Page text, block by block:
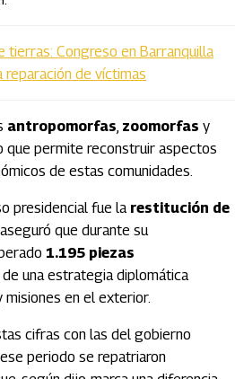
tierras: Congreso en Barranquilla
de víctimas
antropomorfas, zoomorfas y
que permite reconstruir aspectos
de estas comunidades.
presidencial fue la restitución de
que durante su
1.195 piezas
una estrategia diplomática
misiones en el exterior.
cifras con las del gobierno
periodo se repatriaron